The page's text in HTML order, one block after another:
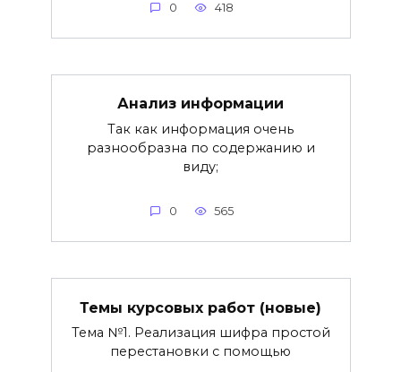
0 418
Анализ информации
Так как информация очень
разнообразна по содержанию и
виду;
0 565
Темы курсовых работ (новые)
Тема №1. Реализация шифра простой
перестановки с помощью